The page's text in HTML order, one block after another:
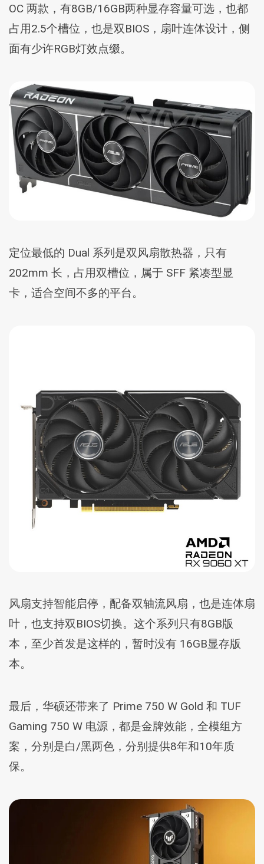
OC 两款，有8GB/16GB两种显存容量可选，也都
占用2.5个槽位，也是双BIOS，扇叶连体设计，侧
面有少许RGB灯效点缀。
定位最低的 Dual 系列是双风扇散热器，只有
202mm 长，占用双槽位，属于 SFF 紧凑型显
卡，适合空间不多的平台。
风扇支持智能启停，配备双轴流风扇，也是连体扇
叶，也支持双BIOS切换。这个系列只有8GB版
本，至少首发是这样的，暂时没有 16GB显存版
本。
最后，华硕还带来了 Prime 750 W Gold 和 TUF
Gaming 750 W 电源，都是金牌效能，全模组方
案，分别是白/黑两色，分别提供8年和10年质
保。